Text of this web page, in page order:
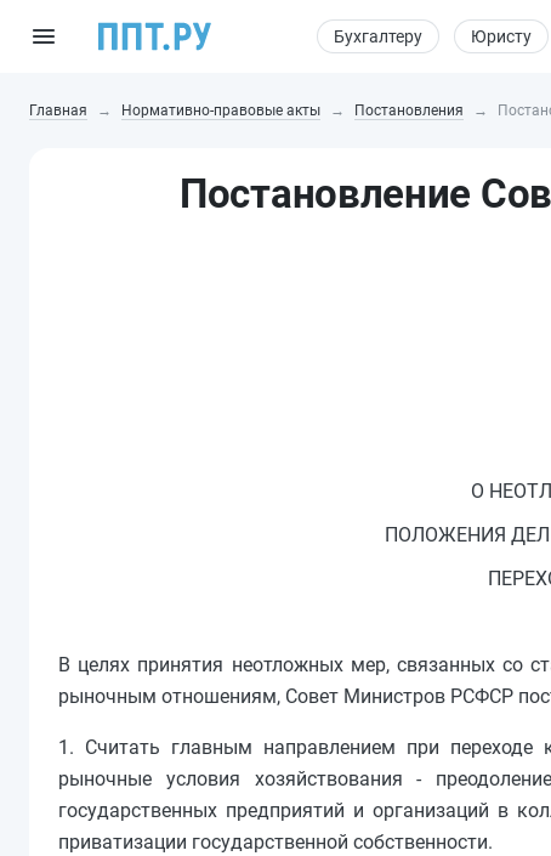
Бухгалтеру Юристу
Главная Нормативно-правовые акты Постановления
Постановление
О
ПОЛОЖЕНИЯ
В целях принятия неотложных мер, связанных со
рыночным отношениям, Совет Министров РСФСР
1. Считать главным направлением при переходе
рыночные условия хозяйствования -
государственных предприятий и организаций в
приватизации государственной собственности.